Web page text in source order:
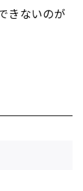
きないのが